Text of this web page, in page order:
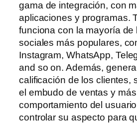
gama de integración, con
aplicaciones y programas.
funciona con la mayoría de
sociales más populares,
Instagram, WhatsApp,
and so on. Además,
calificación de los clientes,
el embudo de ventas y
comportamiento del
controlar su aspecto para